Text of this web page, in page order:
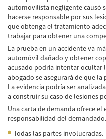
automovilista negligente causó
hacerse responsable por sus
que obtenga el tratamiento
trabajar para obtener una
La prueba en un accidente va
automóvil dañado y obtener
acusado podría intentar ocultar
abogado se asegurará de que
La evidencia podría ser
a construir su caso de lesiones
Una carta de demanda ofrece
responsabilidad del
Todas las partes involucradas.